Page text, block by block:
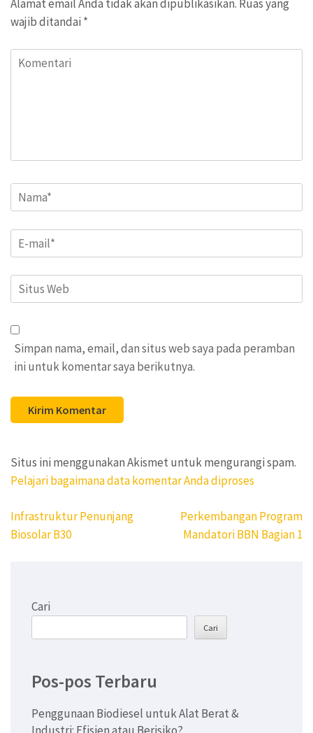
Alamat email Anda tidak akan dipublikasikan. Ruas yang
wajib ditandai *
Komentari
Name*
Email*
Situs
Web
Simpan nama, email, dan situs web saya pada peramban
ini untuk komentar saya berikutnya.
Situs ini menggunakan Akismet untuk mengurangi spam.
Pelajari bagaimana data komentar Anda diproses
Navigasi
pos
Infrastruktur Penunjang
Biosolar B30
Perkembangan Program
Mandatori BBN Bagian 1
Cari
Cari
Pos-pos Terbaru
Penggunaan Biodiesel untuk Alat Berat &